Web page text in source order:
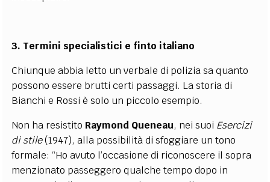
3. Termini specialistici e finto italiano
Chiunque abbia letto un verbale di polizia sa quanto
possono essere brutti certi passaggi. La storia di
Bianchi e Rossi è solo un piccolo esempio.
Non ha resistito Raymond Queneau, nei suoi Esercizi
di stile(1947), alla possibilità di sfoggiare un tono
formale: “Ho avuto l’occasione di riconoscere il sopra
menzionato passeggero qualche tempo dopo in